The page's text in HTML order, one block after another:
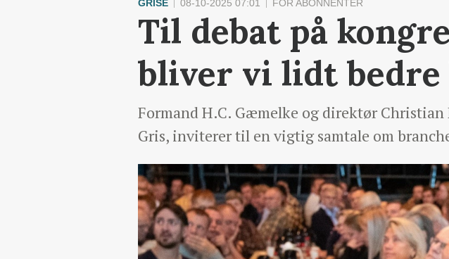
GRISE 08-10-2025 07:01 FOR ABONNENTER
Til debat på
bliver vi lidt bedre
Formand H.C. Gæmelke og direktør
Gris, inviterer til en vigtig samtale om